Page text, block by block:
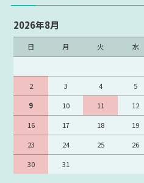
2026年8月
日 月 火 水
2
3 4 5
9
10 11 12
16
17 18 19
23
24 25 26
30
31